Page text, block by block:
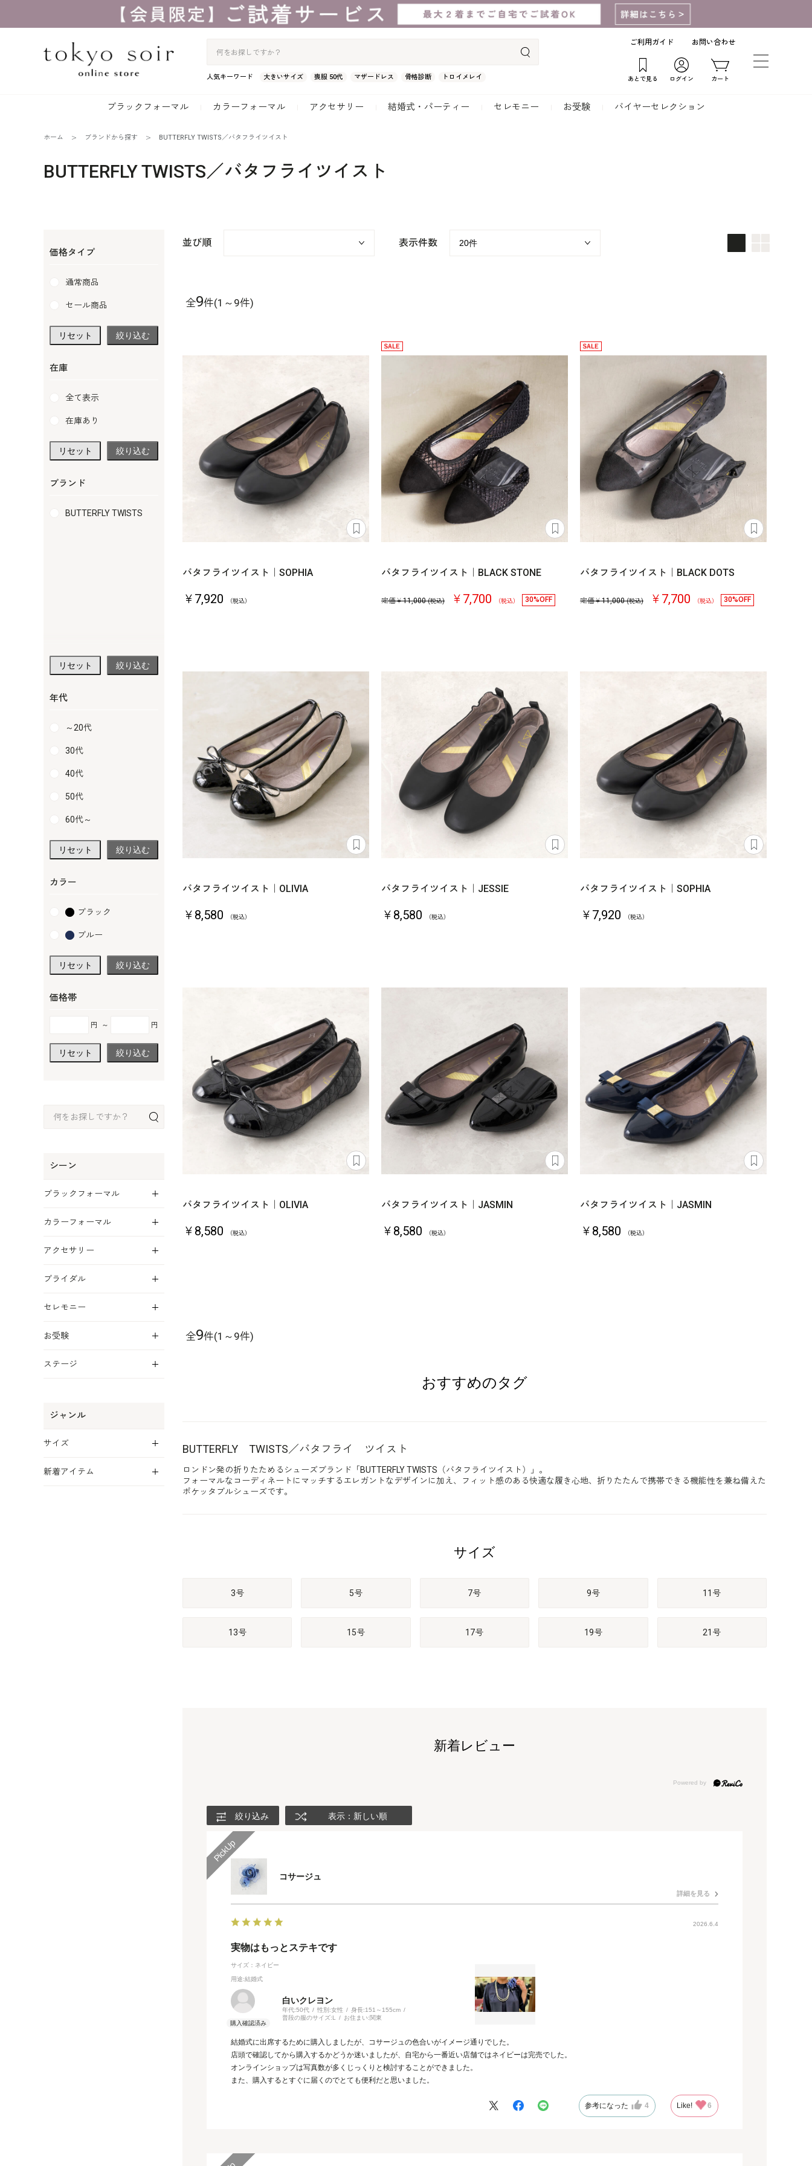
人気キーワード 大きいサイズ 喪服 50代 マザードレス 骨格診断 トロイメレイ
ご利用ガイド お問い合わせ
あとで見る ログイン カート
ブラックフォーマル カラーフォーマル アクセサリー 結婚式・パーティー セレモニー お受験 バイヤーセレクション
ホーム ブランドから探す BUTTERFLY TWISTS／バタフライツイスト
BUTTERFLY TWISTS／バタフライツイスト
並び順 表示件数
全9件(1～9件)
バタフライツイスト｜SOPHIA
￥7,920 （税込）
バタフライツイスト｜BLACK STONE
定価￥11,000 (税込) ￥7,700 （税込） 30%OFF
バタフライツイスト｜BLACK DOTS
定価￥11,000 (税込) ￥7,700 （税込） 30%OFF
バタフライツイスト｜OLIVIA
￥8,580 （税込）
バタフライツイスト｜JESSIE
￥8,580 （税込）
バタフライツイスト｜SOPHIA
￥7,920 （税込）
バタフライツイスト｜OLIVIA
￥8,580 （税込）
バタフライツイスト｜JASMIN
￥8,580 （税込）
バタフライツイスト｜JASMIN
￥8,580 （税込）
全9件(1～9件)
おすすめのタグ
BUTTERFLY TWISTS／バタフライ ツイスト
ロンドン発の折りたためるシューズブランド「BUTTERFLY TWISTS（バタフライツイスト）」。
フォーマルなコーディネートにマッチするエレガントなデザインに加え、フィット感のある快適な履き心地、折りたたんで携帯できる機能性を兼ね備えた
ポケッタブルシューズです。
サイズ
3号 5号 7号 9号 11号
13号 15号 17号 19号 21号
新着レビュー
絞り込み 表示：新しい順
コサージュ
詳細を見る
2026.6.4
実物はもっとステキです
サイズ：ネイビー
用途:結婚式
白いクレヨン
年代:50代 性別:女性 身長:151～155cm
普段の服のサイズ:L お住まい:関東
結婚式に出席するために購入しましたが、コサージュの色合いがイメージ通りでした。
店頭で確認してから購入するかどうか迷いましたが、自宅から一番近い店舗ではネイビーは完売でした。
オンラインショップは写真数が多くじっくりと検討することができました。
また、購入するとすぐに届くのでとても便利だと思いました。
参考になった 4 Like! 6
価格タイプ
通常商品
セール商品
リセット 絞り込む
在庫
全て表示
在庫あり
リセット 絞り込む
ブランド
BUTTERFLY TWISTS
リセット 絞り込む
年代
～20代
30代
40代
50代
60代～
リセット 絞り込む
カラー
ブラック
ブルー
リセット 絞り込む
価格帯
円 ～ 円
リセット 絞り込む
シーン
ブラックフォーマル
カラーフォーマル
アクセサリー
ブライダル
セレモニー
お受験
ステージ
ジャンル
サイズ
新着アイテム